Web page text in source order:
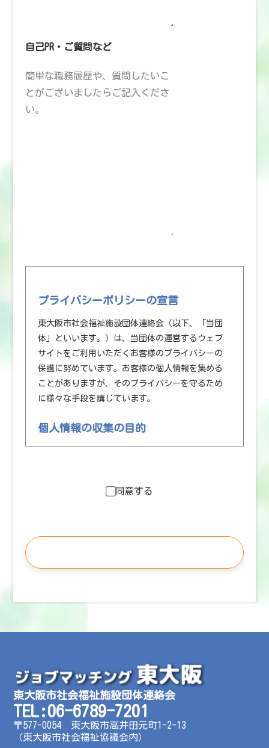
自己PR・ご質問など
プライバシーポリシーの宣言
東大阪市社会福祉施設団体連絡会（以下、「当団
体」といいます。）は、当団体の運営するウェブ
サイトをご利用いただくお客様のプライバシーの
保護に努めています。お客様の個人情報を集める
ことがありますが、そのプライバシーを守るため
に様々な手段を講じています。
個人情報の収集の目的
行動ターゲティング広告について
類似の技術を用いて行動履歴情報を取得・蓄積し
利用します。第三者企業が取得した情報は当団体
に提供・開示されることはなく、各企業のプライ
バシーの考え方に従って管理されます。
cookie（クッキー）について
同意する
東大阪市社会福祉施設団体連絡会
TEL:06-6789-7201
〒577-0054 東大阪市高井田元町1-2-13
（東大阪市社会福祉協議会内）